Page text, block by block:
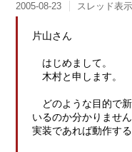
2005-08-23 スレッド表示
片山さん
はじめまして。
木村と申します。
どのような目的で
いるのか分かりませ
実装であれば動作する